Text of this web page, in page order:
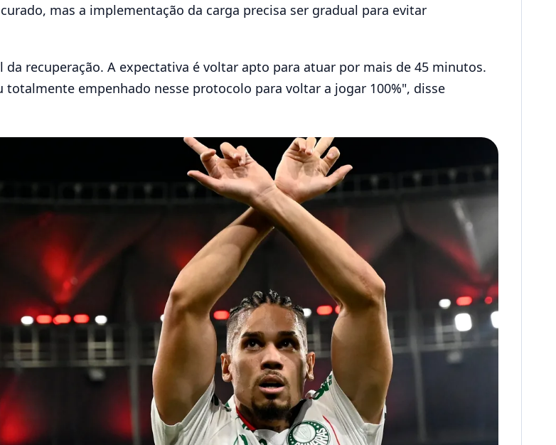
mas a implementação da carga precisa ser gradual para evitar
recuperação. A expectativa é voltar apto para atuar por mais de 45 minutos.
empenhado nesse protocolo para voltar a jogar 100%", disse